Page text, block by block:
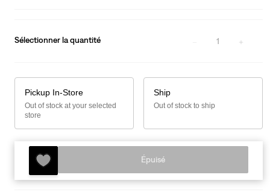
Sélectionner la quantité 1
Pickup In-Store
Out of stock at your selected
store
Ship
Out of stock to ship
Épuisé